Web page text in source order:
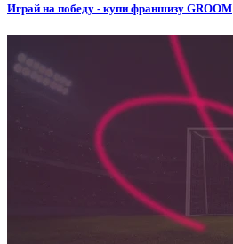
Играй на победу - купи франшизу GROOM